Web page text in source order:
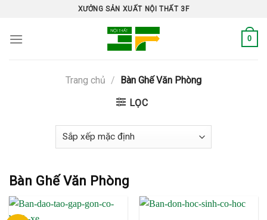
content
XƯỞNG SẢN XUẤT NỘI THẤT 3F
0
Trang chủ / Bàn Ghế Văn Phòng
LỌC
Bàn Ghế Văn Phòng